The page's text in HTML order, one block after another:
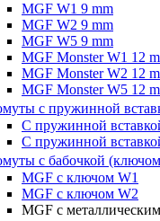
MGF W1 9 mm
MGF W2 9 mm
MGF W5 9 mm
MGF Monster W1 12
MGF Monster W2 12
MGF Monster W5 12
с пружинной
С пружинной
С пружинной
с бабочкой
MGF с ключом W1
MGF с ключом W2
MGF с